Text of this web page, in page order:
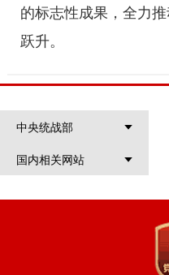
的标志性成果，全力
跃升。
中央统战部
国内相关网站